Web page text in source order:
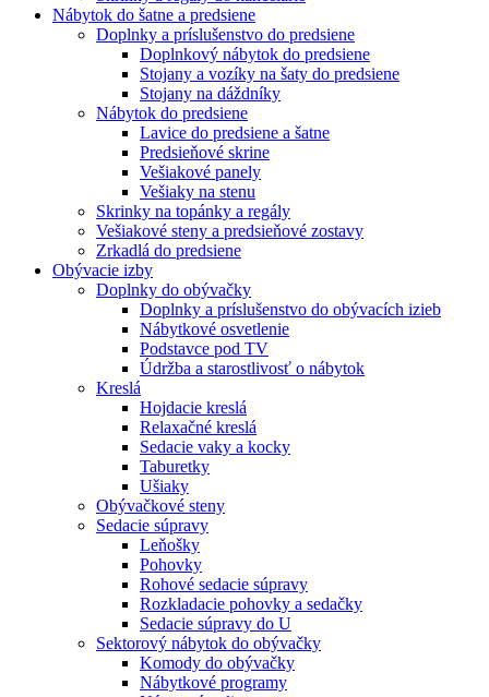
Nábytok do šatne a predsiene
Doplnky a príslušenstvo do predsiene
Doplnkový nábytok do predsiene
Stojany a vozíky na šaty do predsiene
Stojany na dáždníky
Nábytok do predsiene
Lavice do predsiene a šatne
Predsieňové skrine
Vešiakové panely
Vešiaky na stenu
Skrinky na topánky a regály
Vešiakové steny a predsieňové zostavy
Zrkadlá do predsiene
Obývacie izby
Doplnky do obývačky
Doplnky a príslušenstvo do obývacích izieb
Nábytkové osvetlenie
Podstavce pod TV
Údržba a starostlivosť o nábytok
Kreslá
Hojdacie kreslá
Relaxačné kreslá
Sedacie vaky a kocky
Taburetky
Ušiaky
Obývačkové steny
Sedacie súpravy
Leňošky
Pohovky
Rohové sedacie súpravy
Rozkladacie pohovky a sedačky
Sedacie súpravy do U
Sektorový nábytok do obývačky
Komody do obývačky
Nábytkové programy